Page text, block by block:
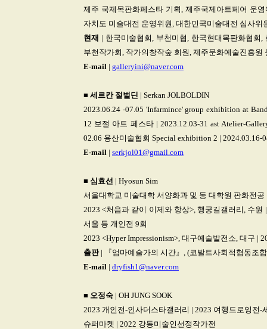
제주 국제목판화페스타 기획, 제주국제아트페어 운
자치도 미술대전 운영위원, 대한민국미술대전 심사위
현재 | 한국미술협회, 부천미협, 한국현대목판화협회
부천작가회, 작가의창작숲 회원, 제주문화예술진흥원
E-mail | galleryini@naver.com
■ 세르칸 절벌딘 | Serkan JOLBOLDIN
2023.06.24 -07.05 'Infarmince' group exhibition at
12 보절 아트 페스타 | 2023.12.03-31 ast Atelier-
02.06 용산미술협회 Special exhibition 2 |
E-mail | serkjol01@gmail.com
■ 심효선 | Hyosun Sim
서울대학교 미술대학 서양화과 및 동 대학원 판화전공
2023 <처음과 같이 이제와 항상>, 행궁길갤러리, 수
서울 등 개인전 9회
2023 <Hyper Impressionism>, 대구예술발전소, 대구 |
출판 | 『엄마예술가의 시간』, (코발트사회적협동조
E-mail | dryfish1@naver.com
■ 오정숙 | OH JUNG SOOK
2023 개인전-인사더스타갤러리 | 2023 여행드로잉전
슈퍼마켓 | 2022 강동미술인선정작가전